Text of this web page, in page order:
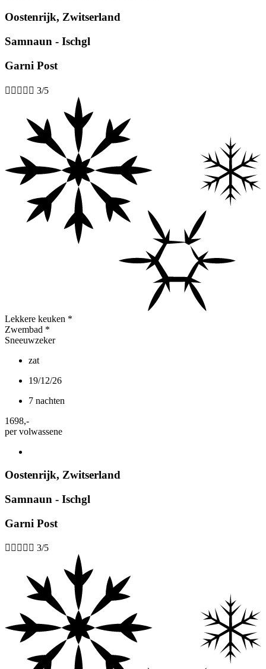
Oostenrijk, Zwitserland
Samnaun - Ischgl
Garni Post
     3/5
Lekkere keuken *
Zwembad *
Sneeuwzeker
zat
19/12/26
7 nachten
1698,-
per volwassene
Oostenrijk, Zwitserland
Samnaun - Ischgl
Garni Post
     3/5